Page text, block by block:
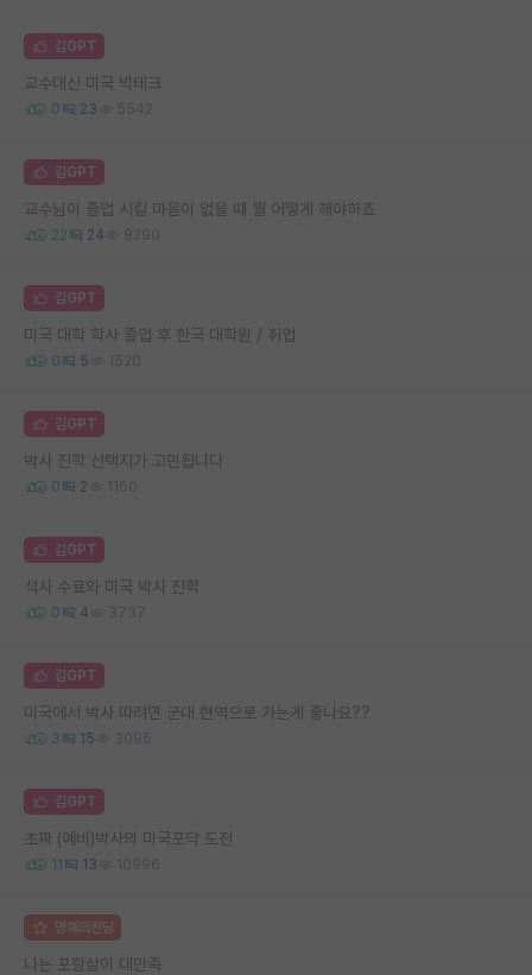
김GPT
교수대신 미국 빅테크
0 23 5542
김GPT
교수님이 졸업 시킬 마음이 없을 때 뭘 어떻게 해야하죠
22 24 8290
김GPT
미국 대학 학사 졸업 후 한국 대학원 / 취업
0 5 1520
김GPT
박사 진학 선택지가 고민됩니다
0 2 1160
김GPT
석사 수료와 미국 박사 진학
0 4 3737
김GPT
미국에서 박사 따려면 군대 현역으로 가는게 좋나요??
3 15 3095
김GPT
초짜 (예비)박사의 미국포닥 도전
11 13 10996
명예의전당
나는 포항살이 대만족